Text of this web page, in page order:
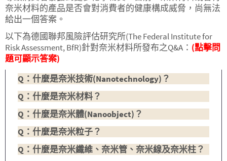
奈米材料的產品是否會對消費者的健康構成威脅，尚無法
給出一個答案。
以下為德國聯邦風險評估研究所(The Federal Institute for
Risk Assessment, BfR)針對奈米材料所發布之Q&A： (點擊問
題可顯示答案)
Q：什麼是奈米技術(Nanotechnology)？
Q：什麼是奈米材料？
Q：什麼是奈米體(Nanoobject)？
Q：什麼是奈米粒子？
Q：什麼是奈米纖維、奈米管、奈米線及奈米柱？